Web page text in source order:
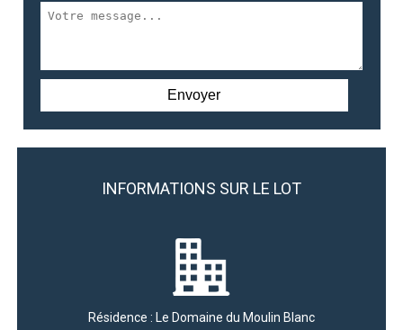
INFORMATIONS SUR LE LOT
Résidence : Le Domaine du Moulin Blanc